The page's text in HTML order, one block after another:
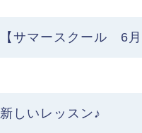
【サマースクール 6月
新しいレッスン♪